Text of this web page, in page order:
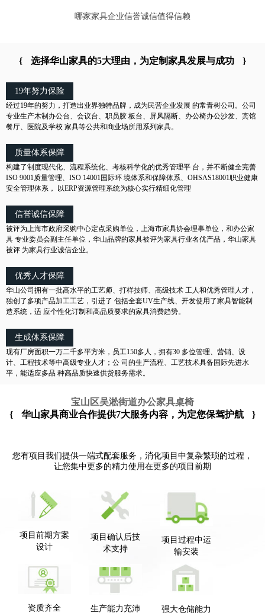
哪家家具企业信誉诚信值得信赖
{ 选择华山家具的5大理由，为定制家具发展与成功 }
19年努力保险
经过19年的努力，打造出业界独特品牌，成为民营企业发展 的常青树公司。公司
专业生产木制办公台、会议台、职员胶 板台、屏风隔断、办公椅办公沙发、宾馆
餐厅、医院及学校 家具等公共和商业场所用系列家具。
质量体系保障
构建了制度现代化、流程系统化、考核科学化的优秀管理平 台，并不断健全完善
ISO 9001质量管理、ISO 14001国际环 境体系和保障体系、OHSAS18001职业健康
安全管理体系， 以ERP资源管理系统为核心实行精细化管理
信誉诚信保障
被评为上海市政府采购中心定点采购单位，上海市家具协会理事单位，和办公家
具 专业委员会副主任单位，华山品牌的家具被评为家具行业名优产品，华山家具
被评 为家具行业诚信企业。
优秀人才保障
华山公司拥有一批高水平的工艺师、打样技师、高级技术 工人和优秀管理人才，
独创了多项产品加工工艺，引进了 包括全套UV生产线、开发使用了家具智能制
造系统，适 应个性化订制和高品质要求的家具消费趋势。
生成体系保障
现有厂房面积一万二千多平方米，员工150多人，拥有30 多位管理、营销、设
计、工程技术等中高级专业人才；公 司的生产流程、工艺技术具备国际先进水
平，能适应多品 种高品质快速供货服务需求。
宝山区吴淞街道办公家具桌椅
{
华山家具商业合作提供7大服务内容，为定您保驾护航 }
您有项目我们提供一端式配套服务，消化项目中复杂繁琐的过程，
让您集中更多的精力使用在更多的项目前期
项目前期方案
设计
项目确认后技
术支持
项目过程中运
输安装
资质齐全 生产能力充沛 强大仓储能力